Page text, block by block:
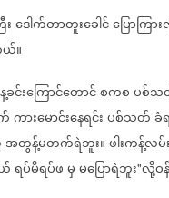
ဒေါက်တာတူးခေါင်ပြောကြ
။
ခင်းကြောင်တောင်စကစပစ်
ကားမောင်းနေရင်းပစ်သတ်ခံ
အတွန့်မတက်ရဲဘူး။ဖါးကန့်လမ်
ရပ်မိရပ်ဖမှမပြောရဲဘူး"လို့ဝ